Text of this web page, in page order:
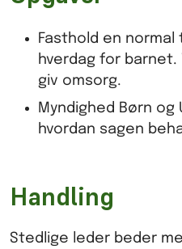
Fasthold en
hverdag for
giv omsorg.
Myndighed Børn
hvordan sagen
Handling
Stedlige leder beder